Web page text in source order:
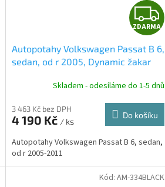
M
Z
D
R
A
ZDARMA
Autopotahy Volkswagen Passat B 6,
sedan, od r 2005, Dynamic žakar
Skladem - odesíláme do 1-5 dnů
3 463 Kč bez DPH
4 190 Kč / ks
Do košíku
Autopotahy Volkswagen Passat B 6, sedan,
od r 2005-2011
Kód: AM-334BLACK